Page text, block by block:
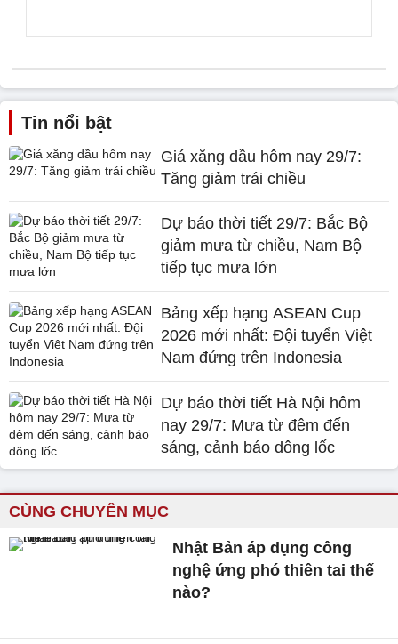
Tin nổi bật
Giá xăng dầu hôm nay 29/7:
Tăng giảm trái chiều
Dự báo thời tiết 29/7: Bắc Bộ
giảm mưa từ chiều, Nam Bộ
tiếp tục mưa lớn
Bảng xếp hạng ASEAN Cup
2026 mới nhất: Đội tuyển Việt
Nam đứng trên Indonesia
Dự báo thời tiết Hà Nội hôm
nay 29/7: Mưa từ đêm đến
sáng, cảnh báo dông lốc
CÙNG CHUYÊN MỤC
Nhật Bản áp dụng công
nghệ ứng phó thiên tai thế
nào?